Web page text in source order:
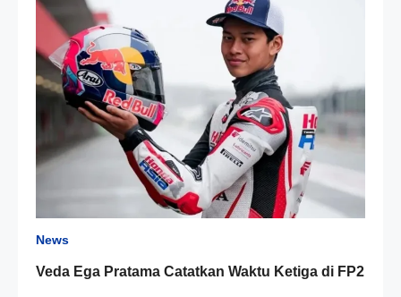
News
Veda Ega Pratama Catatkan Waktu Ketiga di FP2